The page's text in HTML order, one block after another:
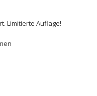
Limitierte Auflage!